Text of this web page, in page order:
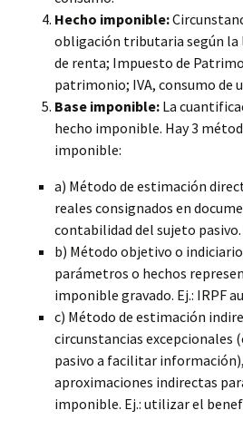
Hecho imponible:
obligación tributaria según la
de renta; Impuesto de
patrimonio; IVA, consumo de
Base imponible: La
hecho imponible. Hay 3
imponible:
a) Método de estimación
reales consignados en
contabilidad del sujeto pasivo.
b) Método objetivo o
parámetros o hechos
imponible gravado. Ej.: IRPF
c) Método de estimación
circunstancias excepcionales
pasivo a facilitar información),
aproximaciones indirectas
imponible. Ej.: utilizar el